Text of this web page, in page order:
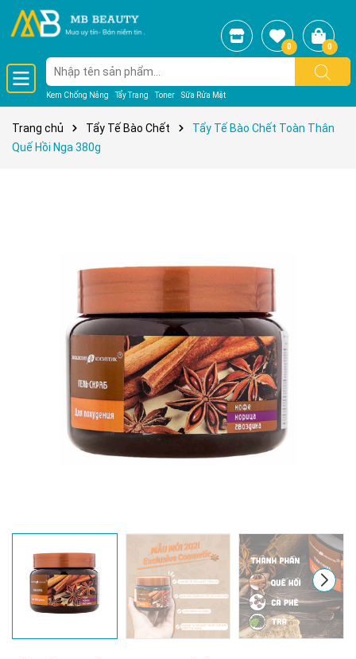
Kem Chống Nắng Tẩy Trang Toner Sữa Rửa Mặt
0 0
Trang chủ Tẩy Tế Bào Chết
Tẩy Tế Bào Chết Toàn Thân
Quế Hồi Nga 380g